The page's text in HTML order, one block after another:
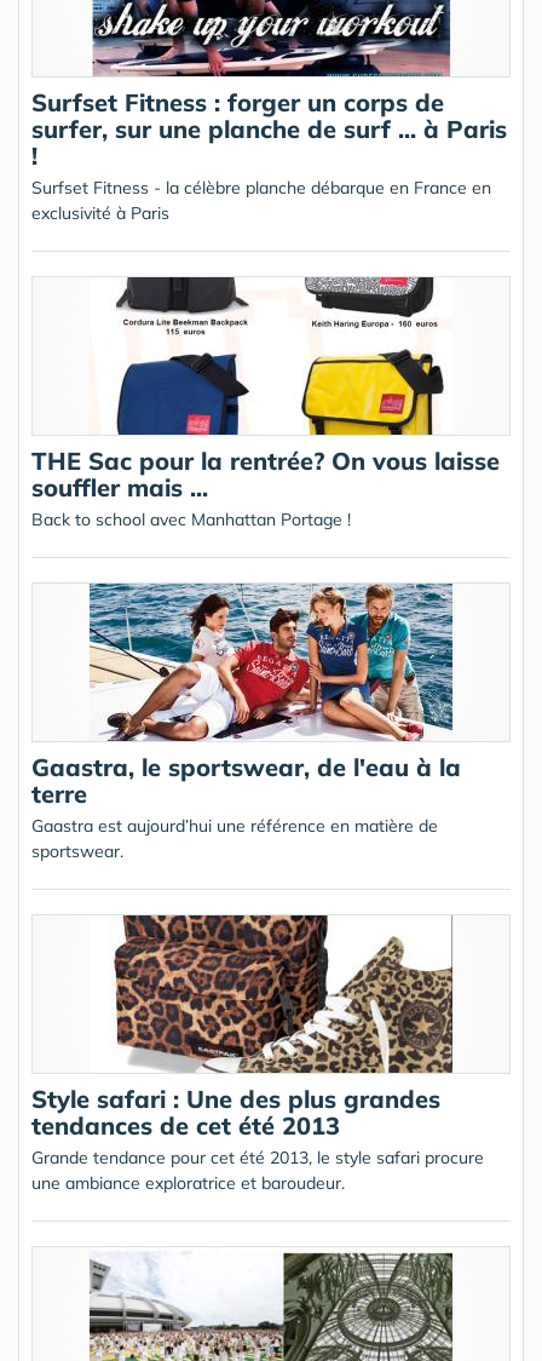
Surfset Fitness : forger un corps de
surfer, sur une planche de surf ... à Paris
!
Surfset Fitness - la célèbre planche débarque en France en
exclusivité à Paris
THE Sac pour la rentrée? On vous laisse
souffler mais ...
Back to school avec Manhattan Portage !
Gaastra, le sportswear, de l'eau à la
terre
Gaastra est aujourd’hui une référence en matière de
sportswear.
Style safari : Une des plus grandes
tendances de cet été 2013
Grande tendance pour cet été 2013, le style safari procure
une ambiance exploratrice et baroudeur.